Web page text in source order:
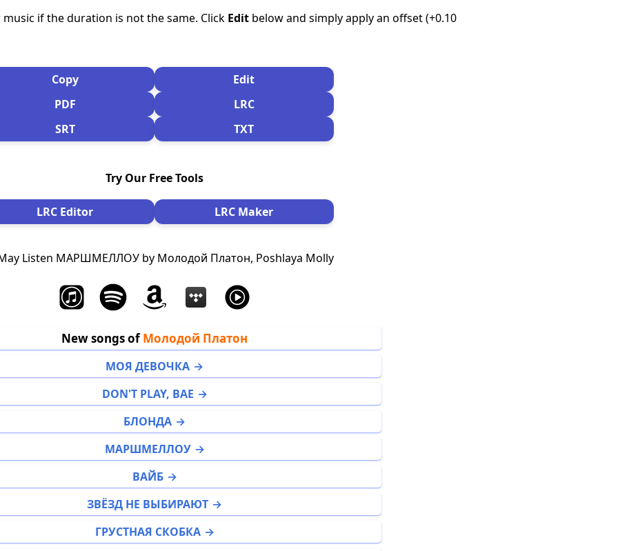
if the duration is not the same. Click Editbelow and simply apply an offset (+0.10
Copy
Edit
PDF
LRC
SRT
TXT
Try Our Free Tools
LRC Editor LRC Maker
Listen МАРШМЕЛЛОУ by Молодой Платон, Poshlaya Molly
New songs ofМолодой Платон
МОЯ ДЕВОЧКА
DON'T PLAY, BAE
БЛОНДА
МАРШМЕЛЛОУ
ВАЙБ
ЗВЁЗД НЕ ВЫБИРАЮТ
ГРУСТНАЯ СКОБКА